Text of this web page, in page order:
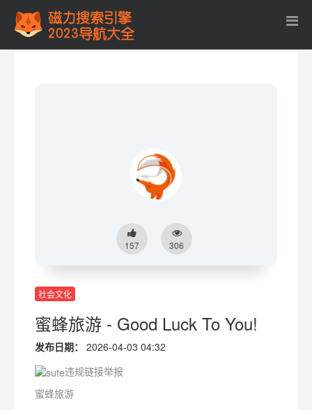
157 306
社会文化
蜜蜂旅游 - Good Luck To You!
发布日期：
2026-04-03 04:32
违规链接举报
蜜蜂旅游